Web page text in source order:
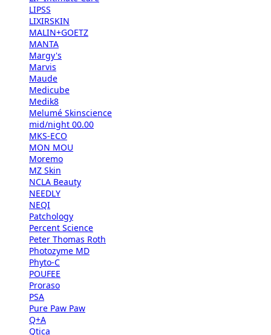
LIPSS
LIXIRSKIN
MALIN+GOETZ
MANTA
Margy's
Marvis
Maude
Medicube
Medik8
Melumé Skinscience
mid/night 00.00
MKS-ECO
MON MOU
Moremo
MZ Skin
NCLA Beauty
NEEDLY
NEQI
Patchology
Percent Science
Peter Thomas Roth
Photozyme MD
Phyto-C
POUFEE
Proraso
PSA
Pure Paw Paw
Q+A
Qtica